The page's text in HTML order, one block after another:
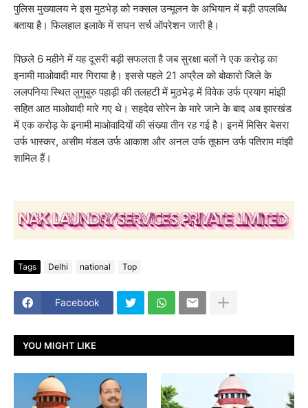
पुलिस मुख्यालय ने इस मुठभेड़ को नक्सल उन्मूलन के अभियान में बड़ी उपलब्धि
बताया है। फिलहाल इलाके में सघन सर्च ऑपरेशन जारी है।
पिछले 6 महीने में यह दूसरी बड़ी सफलता है जब सुरक्षा बलों ने एक करोड़ का
इनामी माओवादी मार गिराया है। इससे पहले 21 अप्रैल को बोकारो जिले के
ललपनिया स्थित लुगुबुरु पहाड़ी की तलहटी में मुठभेड़ में विवेक उर्फ प्रयाग मांझी
सहित आठ माओवादी मारे गए थे। सहदेव सोरेन के मारे जाने के बाद अब झारखंड
में एक करोड़ के इनामी माओवादियों की संख्या तीन रह गई है। इनमें मिसिर बेसरा
उर्फ भास्कर, असीम मंडल उर्फ आकाश और अनल उर्फ तूफान उर्फ पतिराम मांझी
शामिल हैं।
Tags Delhi national Top
Facebook
YOU MIGHT LIKE